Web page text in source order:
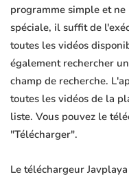
programme simple et
spéciale, il suffit de
toutes les vidéos
également rechercher
champ de recherche.
toutes les vidéos de la
liste. Vous pouvez le
"Télécharger".
Le téléchargeur